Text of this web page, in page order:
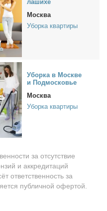
ла­ши­хе
Москва
Уборка квартиры
Убор­ка в Москве
и Под­мос­ко­вье
Москва
Уборка квартиры
за отсутствие
и аккредитаций
ответственность за
публичной офертой.